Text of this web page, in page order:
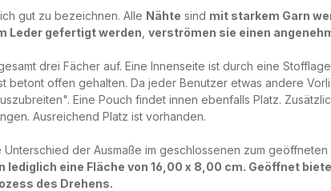
gut zu bezeichnen. Alle Nähte sind mit starkem Garn
Leder gefertigt werden verströmen sie einen
drei Fächer auf. Eine Innenseite ist durch eine
betont offen gehalten. Da jeder Benutzer etwas andere
Eine Pouch findet innen ebenfalls Platz.
Ausreichend Platz ist vorhanden.
der Ausmaße im geschlossenen zum
eine Fläche von 16,00 x 8,00 cm. Geöffnet
des Drehens.